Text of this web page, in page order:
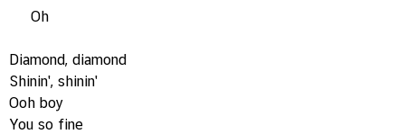
Oh
Diamond, diamond
Shinin', shinin'
Ooh boy
You so fine